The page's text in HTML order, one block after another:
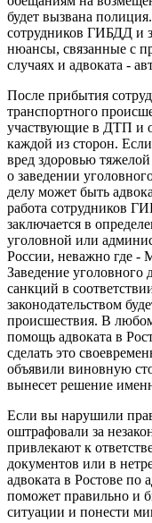
будет вызвана
сотрудников ГИБДД и
нюансы, связанные с
случаях и адвоката -
После прибытия
транспортного
участвующие в ДТП и
каждой из сторон.
вред здоровью
о заведении
делу может быть
работа сотрудников
заключается в
уголовной или
России, неважно где -
Заведение
санкций в
законодательством
происшествия. В
помощь адвоката в
сделать это
объявили виновную
вынесет решение
Если вы нарушили
оштрафовали за
привлекают к
документов или в
адвоката в Ростове
поможет правильно и
ситуации и понести